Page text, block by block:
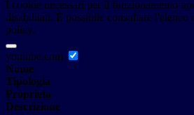
I cookie necessari per il funzionamento
disabilitati. È possibile consultare l'elenco
policy.
youtube.com
Nome
Tipologia
Proprieta
Descrizione